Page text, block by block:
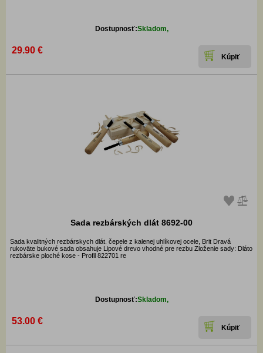
Dostupnosť:Skladom,
29.90 €
Sada rezbárských dlát 8692-00
Sada kvalitných rezbárskych dlát. čepele z kalenej uhlíkovej ocele, Brit Dravá
rukoväte bukové sada obsahuje Lipové drevo vhodné pre rezbu Zloženie sady: Dláto
rezbárske ploché kose - Profil 822701 re
Dostupnosť:Skladom,
53.00 €